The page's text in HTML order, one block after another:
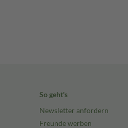
So geht's
Newsletter anfordern
Freunde werben